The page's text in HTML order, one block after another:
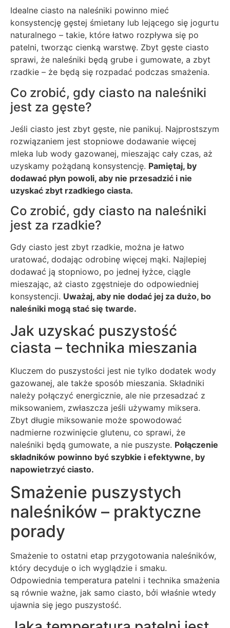
Idealne ciasto na naleśniki powinno mieć
konsystencję gęstej śmietany lub lejącego się jogurtu
naturalnego – takie, które łatwo rozpływa się po
patelni, tworząc cienką warstwę. Zbyt gęste ciasto
sprawi, że naleśniki będą grube i gumowate, a zbyt
rzadkie – że będą się rozpadać podczas smażenia.
Co zrobić, gdy ciasto na naleśniki
jest za gęste?
Jeśli ciasto jest zbyt gęste, nie panikuj. Najprostszym
rozwiązaniem jest stopniowe dodawanie więcej
mleka lub wody gazowanej, mieszając cały czas, aż
uzyskamy pożądaną konsystencję. Pamiętaj, by
dodawać płyn powoli, aby nie przesadzić i nie
uzyskać zbyt rzadkiego ciasta.
Co zrobić, gdy ciasto na naleśniki
jest za rzadkie?
Gdy ciasto jest zbyt rzadkie, można je łatwo
uratować, dodając odrobinę więcej mąki. Najlepiej
dodawać ją stopniowo, po jednej łyżce, ciągle
mieszając, aż ciasto zgęstnieje do odpowiedniej
konsystencji. Uważaj, aby nie dodać jej za dużo, bo
naleśniki mogą stać się twarde.
Jak uzyskać puszystość
ciasta – technika mieszania
Kluczem do puszystości jest nie tylko dodatek wody
gazowanej, ale także sposób mieszania. Składniki
należy połączyć energicznie, ale nie przesadzać z
miksowaniem, zwłaszcza jeśli używamy miksera.
Zbyt długie miksowanie może spowodować
nadmierne rozwinięcie glutenu, co sprawi, że
naleśniki będą gumowate, a nie puszyste. Połączenie
składników powinno być szybkie i efektywne, by
napowietrzyć ciasto.
Smażenie puszystych
naleśników – praktyczne
porady
Smażenie to ostatni etap przygotowania naleśników,
który decyduje o ich wyglądzie i smaku.
Odpowiednia temperatura patelni i technika smażenia
są równie ważne, jak samo ciasto, bởi właśnie wtedy
ujawnia się jego puszystość.